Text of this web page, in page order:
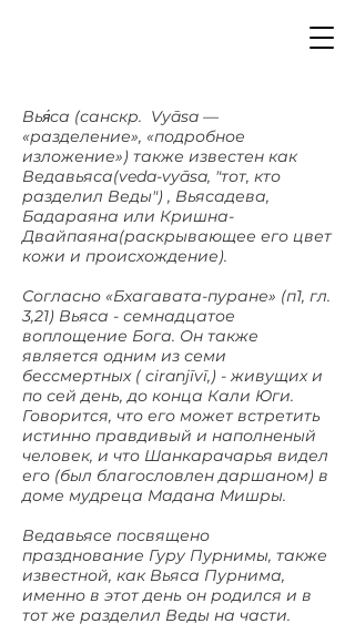
Вья́са (санскр. Vyāsa —
«разделение», «подробное
изложение») также известен как
Ведавьяса(veda-vyāsa, "тот, кто
разделил Веды") , Вьясадева,
Бадараяна или Кришна-
Двайпаяна(раскрывающее его цвет
кожи и происхождение).
Согласно «Бхагавата-пуране» (п1, гл.
3,21) Вьяса - семнадцатое
воплощение Бога. Он также
является одним из семи
бессмертных ( ciranjīvī,) - живущих и
по сей день, до конца Кали Юги.
Говорится, что его может встретить
истинно правдивый и наполненый
человек, и что Шанкарачарья видел
его (был благословлен даршаном) в
доме мудреца Мадана Мишры.
Ведавьясе посвящено
празднование Гуру Пурнимы, также
известной, как Вьяса Пурнима,
именно в этот день он родился и в
тот же разделил Веды на части.